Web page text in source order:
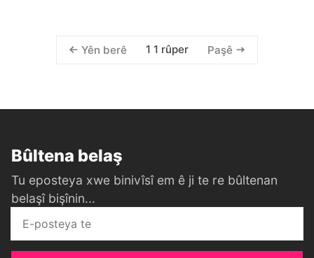
Yên berê 1 1 rûper Paşê
Bûltena belaş
Tu eposteya xwe binivîsî em ê ji te re bûltenan
belaşî bişînin...